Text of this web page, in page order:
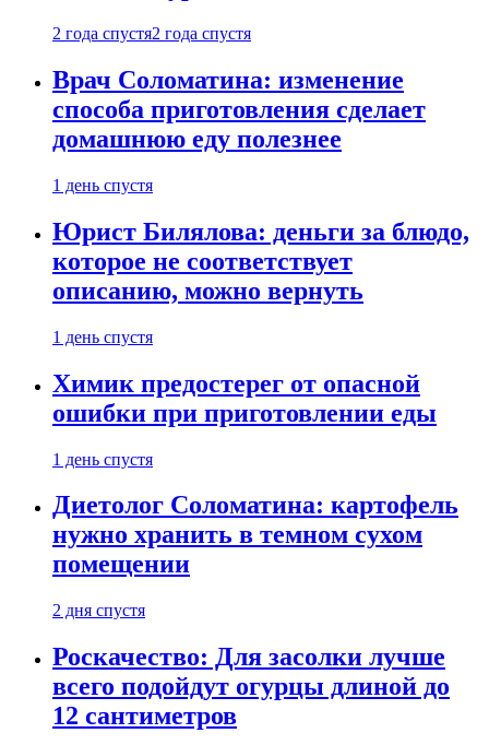
2 года спустя2 года спустя
Врач Соломатина: изменение
способа приготовления сделает
домашнюю еду полезнее
1 день спустя
Юрист Билялова: деньги за блюдо,
которое не соответствует
описанию, можно вернуть
1 день спустя
Химик предостерег от опасной
ошибки при приготовлении еды
1 день спустя
Диетолог Соломатина: картофель
нужно хранить в темном сухом
помещении
2 дня спустя
Роскачество: Для засолки лучше
всего подойдут огурцы длиной до
12 сантиметров